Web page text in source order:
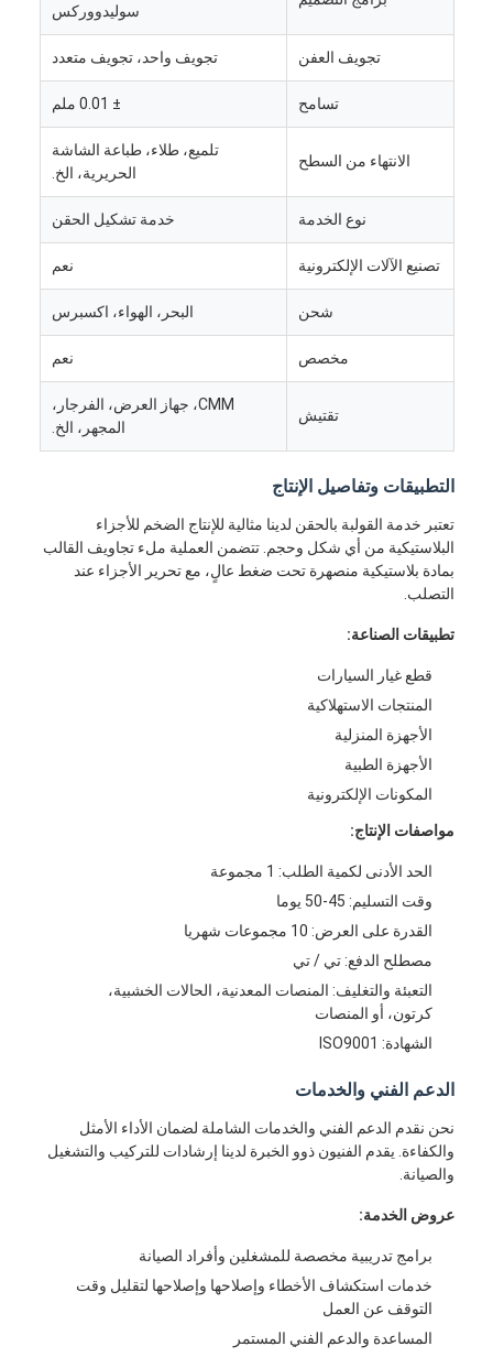
معلومات عنا
جولة في المعمل
نتحدث الآن
خدمات صب الحقن
صب حقن مزدوج
صب حقن دقيقة
حقن صب طلقة واحدة
صب حقن صب
صب حقن OEM
إدراج حقن صب
خدمة الصب يموت
سوليدووركس
تجويف العفن تجويف واحد، تجويف متعدد
تسامح ± 0.01 ملم
الانتهاء من السطح
تلميع، طلاء، طباعة الشاشة
الحريرية، الخ.
نوع الخدمة خدمة تشكيل الحقن
تصنيع الآلات الإلكترونية نعم
شحن البحر، الهواء، اكسبرس
مخصص نعم
تقتيش
CMM، جهاز العرض، الفرجار،
المجهر، الخ.
التطبيقات وتفاصيل الإنتاج
تعتبر خدمة القولبة بالحقن لدينا مثالية للإنتاج الضخم للأجزاء
البلاستيكية من أي شكل وحجم. تتضمن العملية ملء تجاويف القالب
بمادة بلاستيكية منصهرة تحت ضغط عالٍ، مع تحرير الأجزاء عند
التصلب.
تطبيقات الصناعة:
قطع غيار السيارات
المنتجات الاستهلاكية
الأجهزة المنزلية
الأجهزة الطبية
المكونات الإلكترونية
مواصفات الإنتاج:
الحد الأدنى لكمية الطلب: 1 مجموعة
وقت التسليم: 45-50 يوما
القدرة على العرض: 10 مجموعات شهريا
مصطلح الدفع: تي / تي
التعبئة والتغليف: المنصات المعدنية، الحالات الخشبية،
كرتون، أو المنصات
الشهادة: ISO9001
الدعم الفني والخدمات
نحن نقدم الدعم الفني والخدمات الشاملة لضمان الأداء الأمثل
والكفاءة. يقدم الفنيون ذوو الخبرة لدينا إرشادات للتركيب والتشغيل
والصيانة.
عروض الخدمة:
برامج تدريبية مخصصة للمشغلين وأفراد الصيانة
خدمات استكشاف الأخطاء وإصلاحها وإصلاحها لتقليل وقت
التوقف عن العمل
المساعدة والدعم الفني المستمر